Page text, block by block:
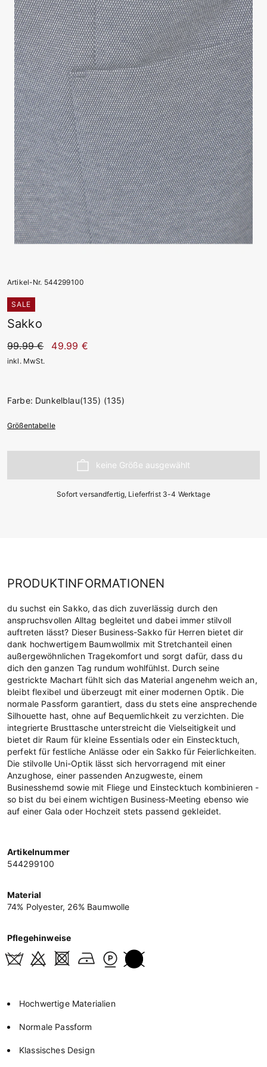
Artikel-Nr. 544299100
SALE
Sakko
99.99 € 49.99 €
inkl. MwSt.
Farbe: Dunkelblau(135) (135)
Größentabelle
Sofort versandfertig, Lieferfrist 3-4 Werktage
PRODUKTINFORMATIONEN
du suchst ein Sakko, das dich zuverlässig durch den
anspruchsvollen Alltag begleitet und dabei immer stilvoll
auftreten lässt? Dieser Business-Sakko für Herren bietet dir
dank hochwertigem Baumwollmix mit Stretchanteil einen
außergewöhnlichen Tragekomfort und sorgt dafür, dass du
dich den ganzen Tag rundum wohlfühlst. Durch seine
gestrickte Machart fühlt sich das Material angenehm weich an,
bleibt flexibel und überzeugt mit einer modernen Optik. Die
normale Passform garantiert, dass du stets eine ansprechende
Silhouette hast, ohne auf Bequemlichkeit zu verzichten. Die
integrierte Brusttasche unterstreicht die Vielseitigkeit und
bietet dir Raum für kleine Essentials oder ein Einstecktuch,
perfekt für festliche Anlässe oder ein Sakko für Feierlichkeiten.
Die stilvolle Uni-Optik lässt sich hervorragend mit einer
Anzughose, einer passenden Anzugweste, einem
Businesshemd sowie mit Fliege und Einstecktuch kombinieren -
so bist du bei einem wichtigen Business-Meeting ebenso wie
auf einer Gala oder Hochzeit stets passend gekleidet.
Artikelnummer
544299100
Material
74% Polyester, 26% Baumwolle
Pflegehinweise
Hochwertige Materialien
Normale Passform
Klassisches Design